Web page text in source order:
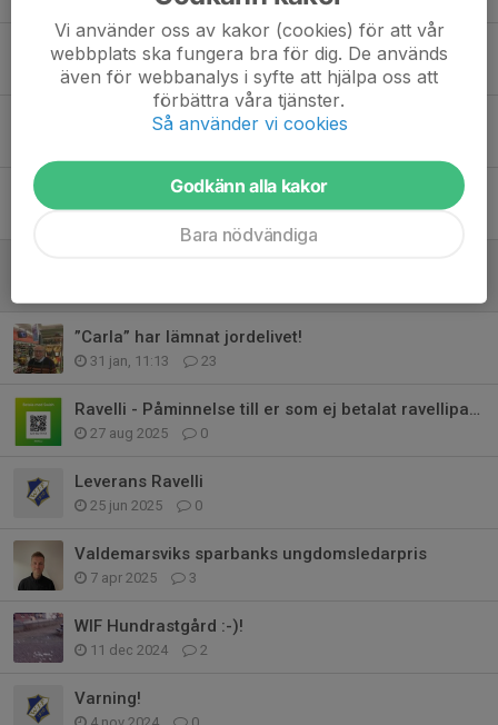
WIF dag på GIP lördag 5 september kl 11-14!
25 jun, 21:35 0
WIF avgifter 2026!
WIF nu med i Fritidskortet!
19 mar, 17:00 0
”Carla” har lämnat jordelivet!
31 jan, 11:13 23
Ravelli - Påminnelse till er som ej betalat ravellipaket
27 aug 2025 0
Leverans Ravelli
25 jun 2025 0
Valdemarsviks sparbanks ungdomsledarpris
7 apr 2025 3
WIF Hundrastgård :-)!
11 dec 2024 2
Varning!
Vi använder oss av kakor (cookies) för att vår
webbplats ska fungera bra för dig. De används
även för webbanalys i syfte att hjälpa oss att
förbättra våra tjänster.
Så använder vi cookies
Godkänn alla kakor
Bara nödvändiga